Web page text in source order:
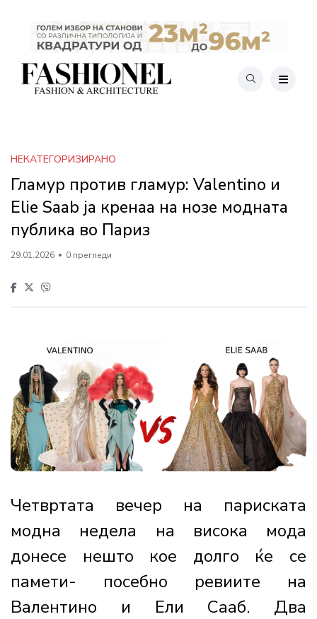
НЕКАТЕГОРИЗИРАНО
Гламур против гламур: Valentino и
Elie Saab ја кренаа на нозе модната
публика во Париз
29.01.2026 0 прегледи
Четвртата вечер на париската
модна недела на висока мода
донесе нешто кое долго ќе се
памети- посебно ревиите на
Валентино и Ели Сааб. Два